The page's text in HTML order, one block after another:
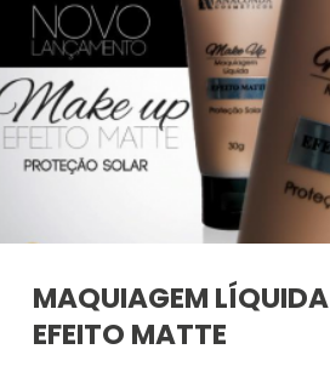
MAQUIAGEM LÍQUIDA
EFEITO MATTE